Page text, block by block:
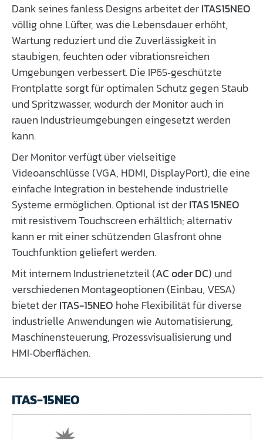
Dank seines fanless Designs arbeitet derITAS15NEO
völlig ohne Lüfter, was die Lebensdauer erhöht,
Wartung reduziert und die Zuverlässigkeit in
staubigen, feuchten oder vibrationsreichen
Umgebungen verbessert. Die IP65‑geschützte
Frontplatte sorgt für optimalen Schutz gegen Staub
und Spritzwasser, wodurch der Monitor auch in
rauen Industrieumgebungen eingesetzt werden
kann.
Der Monitor verfügt über vielseitige
Videoanschlüsse (VGA, HDMI, DisplayPort), die eine
einfache Integration in bestehende industrielle
Systeme ermöglichen. Optional ist derITAS 15NEO
mit resistivem Touchscreen erhältlich; alternativ
kann er mit einer schützenden Glasfront ohne
Touchfunktion geliefert werden.
Mit internem Industrienetzteil (AC oder DC) und
verschiedenen Montageoptionen (Einbau, VESA)
bietet derITAS-15NEO hohe Flexibilität für diverse
industrielle Anwendungen wie Automatisierung,
Maschinensteuerung, Prozessvisualisierung und
HMI‑Oberflächen.
ITAS-15NEO